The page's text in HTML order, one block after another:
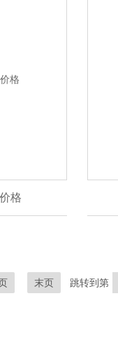
格
末页 跳转到第